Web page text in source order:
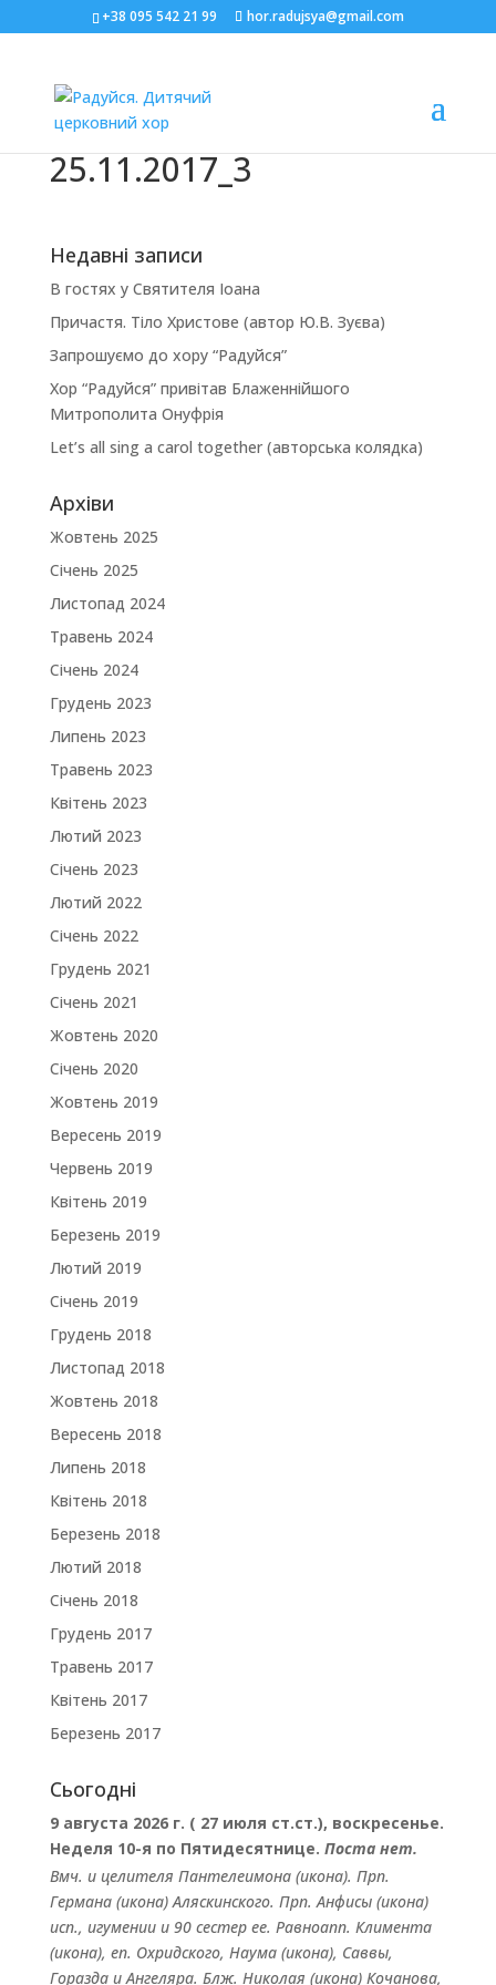
+38 095 542 21 99 hor.radujsya@gmail.com
25.11.2017_3
Недавні записи
В гостях у Святителя Іоана
Причастя. Тіло Христове (автор Ю.В. Зуєва)
Запрошуємо до хору “Радуйся”
Хор “Радуйся” привітав Блаженнійшого
Митрополита Онуфрія
Let’s all sing a carol together (авторська колядка)
Архіви
Жовтень 2025
Січень 2025
Листопад 2024
Травень 2024
Січень 2024
Грудень 2023
Липень 2023
Травень 2023
Квітень 2023
Лютий 2023
Січень 2023
Лютий 2022
Січень 2022
Грудень 2021
Січень 2021
Жовтень 2020
Січень 2020
Жовтень 2019
Вересень 2019
Червень 2019
Квітень 2019
Березень 2019
Лютий 2019
Січень 2019
Грудень 2018
Листопад 2018
Жовтень 2018
Вересень 2018
Липень 2018
Квітень 2018
Березень 2018
Лютий 2018
Січень 2018
Грудень 2017
Травень 2017
Квітень 2017
Березень 2017
Сьогодні
9 августа 2026 г. ( 27 июля ст.ст.), воскресенье.
Неделя 10-я по Пятидесятнице. Поста нет.
Вмч. и целителя Пантелеимона(икона). Прп.
Германа(икона) Аляскинского. Прп.Анфисы(икона)
исп., игумении и 90 сестер ее. Равноапп. Климента
(икона), еп. Охридского, Наума(икона), Саввы,
ГораздаиАнгеляра. Блж. Николая (икона) Кочанова,